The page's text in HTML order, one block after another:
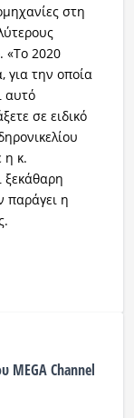
στη
«Το 2020
για την οποία
αυτό
σε ειδικό
η κ.
ξεκάθαρη
παράγει η
MEGA Channel